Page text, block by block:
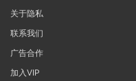
关于隐私
联系我们
广告合作
加入VIP